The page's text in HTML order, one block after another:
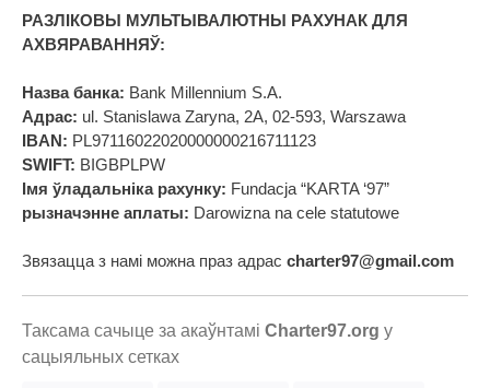
РАЗЛІКОВЫ МУЛЬТЫВАЛЮТНЫ РАХУНАК ДЛЯ
АХВЯРАВАННЯЎ:
Назва банка: Bank Millennium S.A.
Адрас: ul. Stanislawa Zaryna, 2A, 02-593, Warszawa
IBAN: PL97116022020000000216711123
SWIFT: BIGBPLPW
Імя ўладальніка рахунку: Fundacja “KARTA ‘97”
рызначэнне аплаты: Darowizna na cele statutowe
Звязацца з намі можна праз адрас charter97@gmail.com
Таксама сачыце за акаўнтамі Charter97.org у
сацыяльных сетках